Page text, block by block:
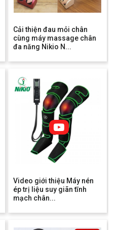
Cải thiện đau mỏi chân
cùng máy massage chân
đa năng Nikio N...
Video giới thiệu Máy nén
ép trị liệu suy giãn tĩnh
mạch chân...